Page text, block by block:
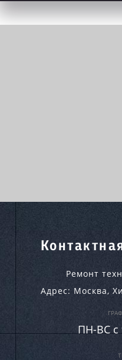
Ремонт
Адрес: Москва,
ПН-ВC c